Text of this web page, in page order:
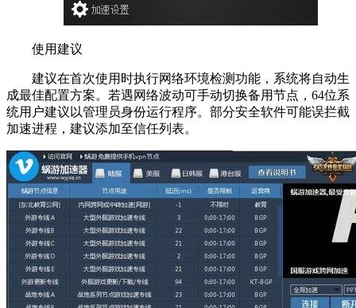
使用建议
建议在首次使用时执行网络环境检测功能，系统将自动生
成最佳配置方案。若遇网络波动可手动切换备用节点，64位系
统用户建议以管理员身份运行程序。部分安全软件可能误拦截
加速进程，建议添加至信任列表。